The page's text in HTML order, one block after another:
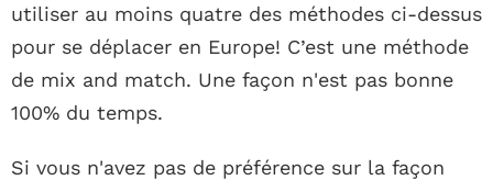
utiliser au moins quatre des méthodes ci-dessus
pour se déplacer en Europe! C’est une méthode
de mix and match. Une façon n'est pas bonne
100% du temps.
Si vous n'avez pas de préférence sur la façon